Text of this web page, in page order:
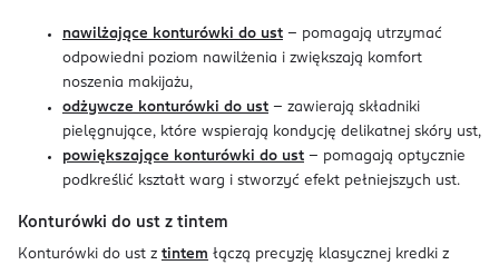
nawilżające konturówki do ust – pomagają utrzymać
odpowiedni poziom nawilżenia i zwiększają komfort
noszenia makijażu,
odżywcze konturówki do ust – zawierają składniki
pielęgnujące, które wspierają kondycję delikatnej skóry ust,
powiększające konturówki do ust – pomagają optycznie
podkreślić kształt warg i stworzyć efekt pełniejszych ust.
Konturówki do ust z tintem
Konturówki do ust z tintem łączą precyzję klasycznej kredki z